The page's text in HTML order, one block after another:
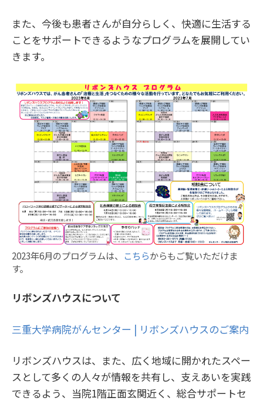
また、今後も患者さんが自分らしく、快適に生活する
ことをサポートできるようなプログラムを展開してい
きます。
2023年6月のプログラムは、 こちらからもご覧いただけま
す。
リボンズハウスについて
三重大学病院がんセンター | リボンズハウスのご案内
リボンズハウスは、また、広く地域に開かれたスペー
スとして多くの人々が情報を共有し、支えあいを実践
できるよう、当院1階正面玄関近く、総合サポートセ